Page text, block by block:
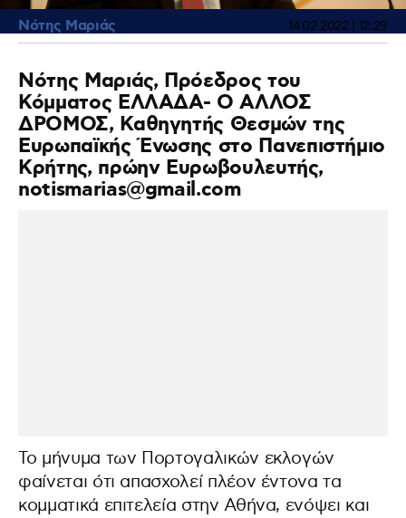
Νότης Μαριάς 14.02.2022 | 12:29
Νότης Μαριάς, Πρόεδρος του
Κόμματος ΕΛΛΑΔΑ- Ο ΑΛΛΟΣ
ΔΡΟΜΟΣ, Καθηγητής Θεσμών της
Ευρωπαϊκής Ένωσης στο Πανεπιστήμιο
Κρήτης, πρώην Ευρωβουλευτής,
notismarias@gmail.com
Το μήνυμα των Πορτογαλικών εκλογών
φαίνεται ότι απασχολεί πλέον έντονα τα
κομματικά επιτελεία στην Αθήνα, ενόψει και